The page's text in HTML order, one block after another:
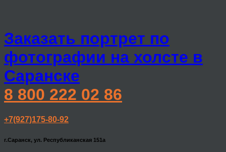
Заказать портрет по
фотографии на холсте в
Саранске
8 800 222 02 86
+7(927)175-80-92
г.Саранск, ул. Республиканская 151а